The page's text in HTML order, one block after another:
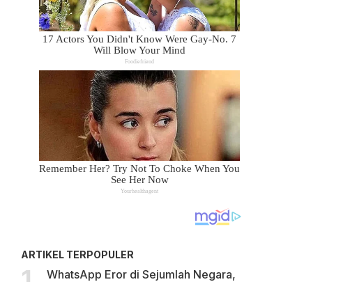
ARTIKEL TERPOPULER
WhatsApp Eror di Sejumlah Negara,